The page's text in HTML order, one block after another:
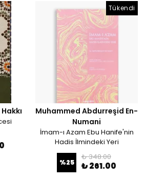
Tükendi
Muhammed Abdurreşid En-
Numani
İmam-ı Azam Ebu Hanife'nin
Hadis İlmindeki Yeri
%25
₺ 348.00
₺ 261.00